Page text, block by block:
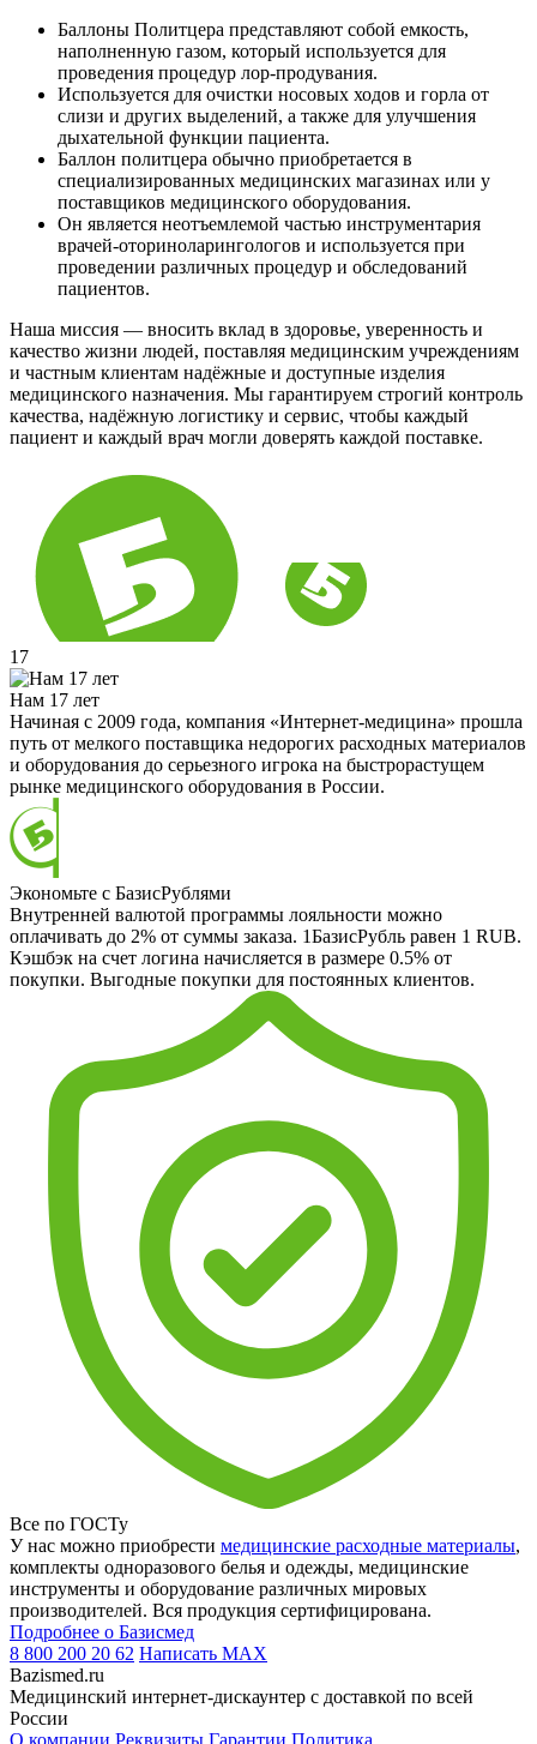
Баллоны Политцера представляют собой емкость,
наполненную газом, который используется для
проведения процедур лор-продувания.
Используется для очистки носовых ходов и горла от
слизи и других выделений, а также для улучшения
дыхательной функции пациента.
Баллон политцера обычно приобретается в
специализированных медицинских магазинах или у
поставщиков медицинского оборудования.
Он является неотъемлемой частью инструментария
врачей-оториноларингологов и используется при
проведении различных процедур и обследований
пациентов.
Наша миссия — вносить вклад в здоровье, уверенность и
качество жизни людей, поставляя медицинским учреждениям
и частным клиентам надёжные и доступные изделия
медицинского назначения. Мы гарантируем строгий контроль
качества, надёжную логистику и сервис, чтобы каждый
пациент и каждый врач могли доверять каждой поставке.
17
Нам 17 лет
Начиная с 2009 года, компания «Интернет-медицина» прошла
путь от мелкого поставщика недорогих расходных материалов
и оборудования до серьезного игрока на быстрорастущем
рынке медицинского оборудования в России.
Экономьте с БазисРублями
Внутренней валютой программы лояльности можно
оплачивать до 2% от суммы заказа. 1БазисРубль равен 1 RUB.
Кэшбэк на счет логина начисляется в размере 0.5% от
покупки. Выгодные покупки для постоянных клиентов.
Все по ГОСТу
У нас можно приобрести медицинские расходные материалы,
комплекты одноразового белья и одежды, медицинские
инструменты и оборудование различных мировых
производителей. Вся продукция сертифицирована.
Подробнее о Базисмед
8 800 200 20 62 Написать MAX
Bazismed.ru
Медицинский интернет-дискаунтер с доставкой по всей
России
О компании Реквизиты Гарантии Политика